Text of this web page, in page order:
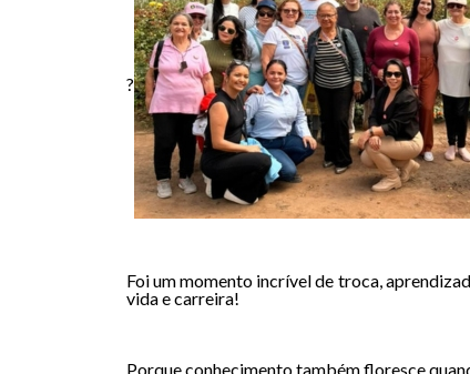
?
Foi um momento incrível de troca,
vida e carreira!
Porque conhecimento também floresce